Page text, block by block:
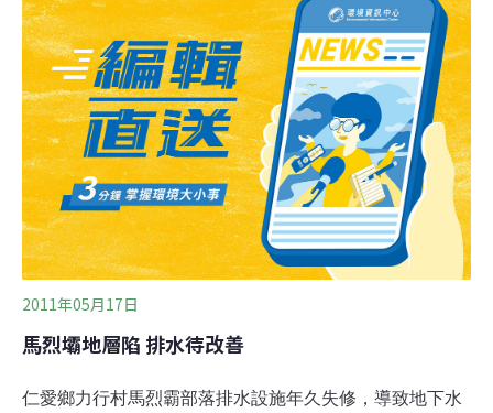
電纜線竟然佔掉排水系統2/3的空間，不僅讓公所清潔人員
無從清理水溝中的淤泥，一旦下起豪大雨，這些排水系統
無法發揮正常排水功能，恐將會釀成災情。
2011年05月17日
馬烈壩地層陷 排水待改善
仁愛鄉力行村馬烈霸部落排水設施年久失修，導致地下水